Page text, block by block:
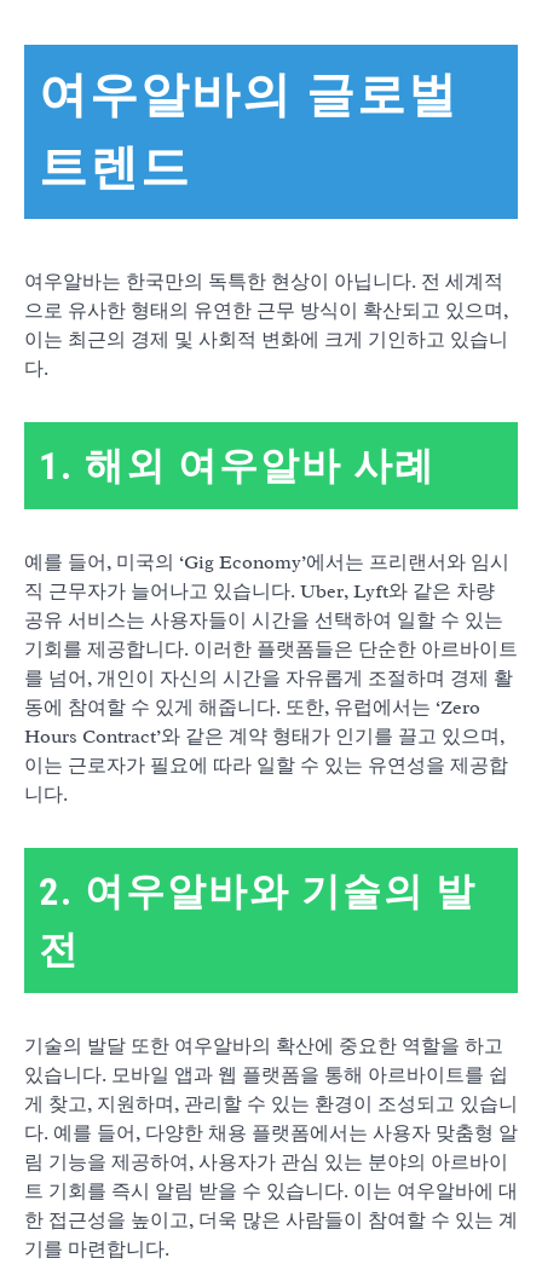
여우알바의 글로벌
트렌드
여우알바는 한국만의 독특한 현상이 아닙니다. 전 세계적
으로 유사한 형태의 유연한 근무 방식이 확산되고 있으며,
이는 최근의 경제 및 사회적 변화에 크게 기인하고 있습니
다.
1. 해외 여우알바 사례
예를 들어, 미국의 ‘Gig Economy’에서는 프리랜서와 임시
직 근무자가 늘어나고 있습니다. Uber, Lyft와 같은 차량
공유 서비스는 사용자들이 시간을 선택하여 일할 수 있는
기회를 제공합니다. 이러한 플랫폼들은 단순한 아르바이트
를 넘어, 개인이 자신의 시간을 자유롭게 조절하며 경제 활
동에 참여할 수 있게 해줍니다. 또한, 유럽에서는 ‘Zero
Hours Contract’와 같은 계약 형태가 인기를 끌고 있으며,
이는 근로자가 필요에 따라 일할 수 있는 유연성을 제공합
니다.
2. 여우알바와 기술의 발
전
기술의 발달 또한 여우알바의 확산에 중요한 역할을 하고
있습니다. 모바일 앱과 웹 플랫폼을 통해 아르바이트를 쉽
게 찾고, 지원하며, 관리할 수 있는 환경이 조성되고 있습니
다. 예를 들어, 다양한 채용 플랫폼에서는 사용자 맞춤형 알
림 기능을 제공하여, 사용자가 관심 있는 분야의 아르바이
트 기회를 즉시 알림 받을 수 있습니다. 이는 여우알바에 대
한 접근성을 높이고, 더욱 많은 사람들이 참여할 수 있는 계
기를 마련합니다.